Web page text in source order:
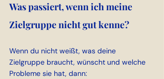
Was passiert, wenn ich meine
Zielgruppe nicht gut kenne?
Wenn du nicht weißt, was deine
Zielgruppe braucht, wünscht und welche
Probleme sie hat, dann: